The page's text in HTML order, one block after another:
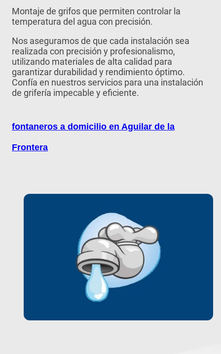
Montaje de grifos que permiten controlar la
temperatura del agua con precisión.
Nos aseguramos de que cada instalación sea
realizada con precisión y profesionalismo,
utilizando materiales de alta calidad para
garantizar durabilidad y rendimiento óptimo.
Confía en nuestros servicios para una instalación
de grifería impecable y eficiente.
fontaneros a domicilio en Aguilar de la
Frontera